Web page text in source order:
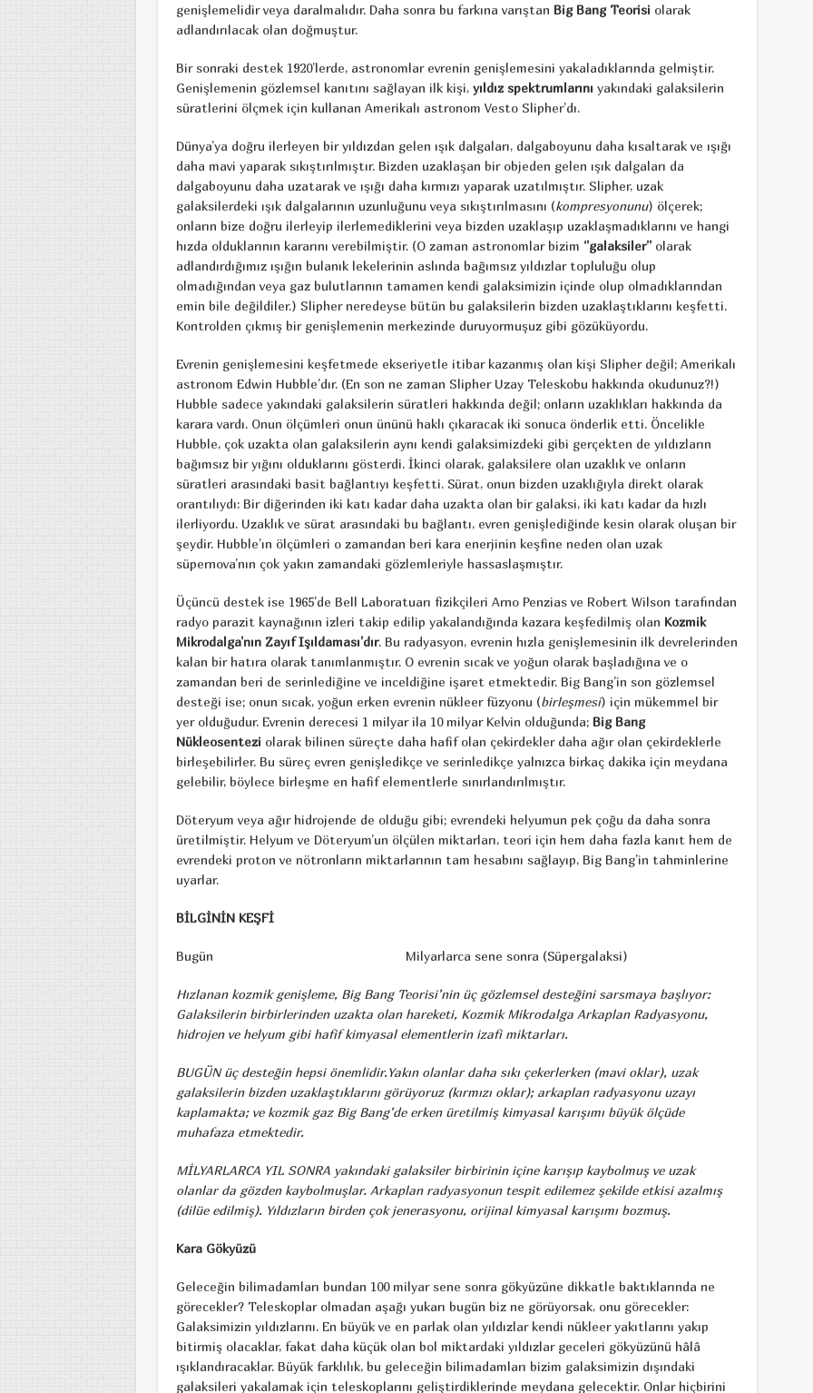
genişlemelidir veya daralmalıdır. Daha sonra bu farkına varıştan Big Bang Teorisi olarak
adlandırılacak olan doğmuştur.
Bir sonraki destek 1920’lerde, astronomlar evrenin genişlemesini yakaladıklarında gelmiştir.
Genişlemenin gözlemsel kanıtını sağlayan ilk kişi, yıldız spektrumlarını yakındaki galaksilerin
süratlerini ölçmek için kullanan Amerikalı astronom Vesto Slipher’dı.
Dünya’ya doğru ilerleyen bir yıldızdan gelen ışık dalgaları, dalgaboyunu daha kısaltarak ve ışığı
daha mavi yaparak sıkıştırılmıştır. Bizden uzaklaşan bir objeden gelen ışık dalgaları da
dalgaboyunu daha uzatarak ve ışığı daha kırmızı yaparak uzatılmıştır. Slipher, uzak
galaksilerdeki ışık dalgalarının uzunluğunu veya sıkıştırılmasını (kompresyonunu) ölçerek;
onların bize doğru ilerleyip ilerlemediklerini veya bizden uzaklaşıp uzaklaşmadıklarını ve hangi
hızda olduklarının kararını verebilmiştir. (O zaman astronomlar bizim ‘’galaksiler’’olarak
adlandırdığımız ışığın bulanık lekelerinin aslında bağımsız yıldızlar topluluğu olup
olmadığından veya gaz bulutlarının tamamen kendi galaksimizin içinde olup olmadıklarından
emin bile değildiler.) Slipher neredeyse bütün bu galaksilerin bizden uzaklaştıklarını keşfetti.
Kontrolden çıkmış bir genişlemenin merkezinde duruyormuşuz gibi gözüküyordu.
Evrenin genişlemesini keşfetmede ekseriyetle itibar kazanmış olan kişi Slipher değil; Amerikalı
astronom Edwin Hubble’dır. (En son ne zaman Slipher Uzay Teleskobu hakkında okudunuz?!)
Hubble sadece yakındaki galaksilerin süratleri hakkında değil; onların uzaklıkları hakkında da
karara vardı. Onun ölçümleri onun ününü haklı çıkaracak iki sonuca önderlik etti. Öncelikle
Hubble, çok uzakta olan galaksilerin aynı kendi galaksimizdeki gibi gerçekten de yıldızların
bağımsız bir yığını olduklarını gösterdi. İkinci olarak, galaksilere olan uzaklık ve onların
süratleri arasındaki basit bağlantıyı keşfetti. Sürat, onun bizden uzaklığıyla direkt olarak
orantılıydı: Bir diğerinden iki katı kadar daha uzakta olan bir galaksi, iki katı kadar da hızlı
ilerliyordu. Uzaklık ve sürat arasındaki bu bağlantı, evren genişlediğinde kesin olarak oluşan bir
şeydir. Hubble’ın ölçümleri o zamandan beri kara enerjinin keşfine neden olan uzak
süpernova’nın çok yakın zamandaki gözlemleriyle hassaslaşmıştır.
Üçüncü destek ise 1965’de Bell Laboratuarı fizikçileri Arno Penzias ve Robert Wilson tarafından
radyo parazit kaynağının izleri takip edilip yakalandığında kazara keşfedilmiş olan Kozmik
Mikrodalga’nın Zayıf Işıldaması’dır. Bu radyasyon, evrenin hızla genişlemesinin ilk devrelerinden
kalan bir hatıra olarak tanımlanmıştır. O evrenin sıcak ve yoğun olarak başladığına ve o
zamandan beri de serinlediğine ve inceldiğine işaret etmektedir. Big Bang’in son gözlemsel
desteği ise; onun sıcak, yoğun erken evrenin nükleer füzyonu (birleşmesi) için mükemmel bir
yer olduğudur. Evrenin derecesi 1 milyar ila 10 milyar Kelvin olduğunda; Big Bang
Nükleosentezi olarak bilinen süreçte daha hafif olan çekirdekler daha ağır olan çekirdeklerle
birleşebilirler. Bu süreç evren genişledikçe ve serinledikçe yalnızca birkaç dakika için meydana
gelebilir, böylece birleşme en hafif elementlerle sınırlandırılmıştır.
Döteryum veya ağır hidrojende de olduğu gibi; evrendeki helyumun pek çoğu da daha sonra
üretilmiştir. Helyum ve Döteryum’un ölçülen miktarları, teori için hem daha fazla kanıt hem de
evrendeki proton ve nötronların miktarlarının tam hesabını sağlayıp, Big Bang’in tahminlerine
uyarlar.
BİLGİNİN KEŞFİ
Bugün Milyarlarca sene sonra (Süpergalaksi)
Hızlanan kozmik genişleme, Big Bang Teorisi’nin üç gözlemsel desteğini sarsmaya başlıyor:
Galaksilerin birbirlerinden uzakta olan hareketi, Kozmik Mikrodalga Arkaplan Radyasyonu,
hidrojen ve helyum gibi hafif kimyasal elementlerin izafi miktarları.
BUGÜN üç desteğin hepsi önemlidir.Yakın olanlar daha sıkı çekerlerken (mavi oklar), uzak
galaksilerin bizden uzaklaştıklarını görüyoruz (kırmızı oklar); arkaplan radyasyonu uzayı
kaplamakta; ve kozmik gaz Big Bang’de erken üretilmiş kimyasal karışımı büyük ölçüde
muhafaza etmektedir.
MİLYARLARCA YIL SONRA yakındaki galaksiler birbirinin içine karışıp kaybolmuş ve uzak
olanlar da gözden kaybolmuşlar. Arkaplan radyasyonun tespit edilemez şekilde etkisi azalmış
(dilüe edilmiş). Yıldızların birden çok jenerasyonu, orijinal kimyasal karışımı bozmuş.
Kara Gökyüzü
Geleceğin bilimadamları bundan 100 milyar sene sonra gökyüzüne dikkatle baktıklarında ne
görecekler? Teleskoplar olmadan aşağı yukarı bugün biz ne görüyorsak, onu görecekler:
Galaksimizin yıldızlarını. En büyük ve en parlak olan yıldızlar kendi nükleer yakıtlarını yakıp
bitirmiş olacaklar, fakat daha küçük olan bol miktardaki yıldızlar geceleri gökyüzünü hâlâ
ışıklandıracaklar. Büyük farklılık, bu geleceğin bilimadamları bizim galaksimizin dışındaki
galaksileri yakalamak için teleskoplarını geliştirdiklerinde meydana gelecektir. Onlar hiçbirini